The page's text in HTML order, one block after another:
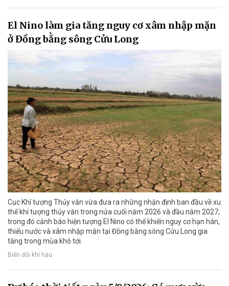
El Nino làm gia tăng nguy cơ xâm nhập mặn
ở Đồng bằng sông Cửu Long
Cục Khí tượng Thủy văn vừa đưa ra những nhận định ban đầu về xu
thế khí tượng thủy văn trong nửa cuối năm 2026 và đầu năm 2027,
trong đó cảnh báo hiện tượng El Nino có thể khiến nguy cơ hạn hán,
thiếu nước và xâm nhập mặn tại Đồng bằng sông Cửu Long gia
tăng trong mùa khô tới.
Biến đổi khí hậu